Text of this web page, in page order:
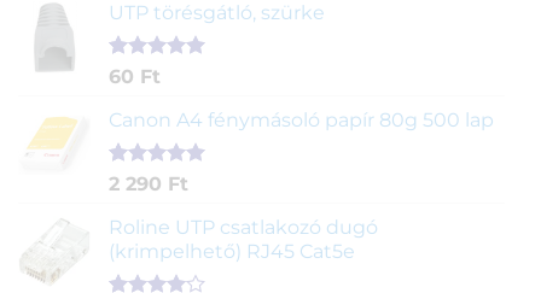
UTP törésgátló, szürke
Értékelés
ből,
1
értékelés
alapján
60 Ft
Canon A4 fénymásoló papír 80g 500 lap
Értékelés
ből,
2
értékelés
alapján
2 290 Ft
Roline UTP csatlakozó dugó
(krimpelhető) RJ45 Cat5e